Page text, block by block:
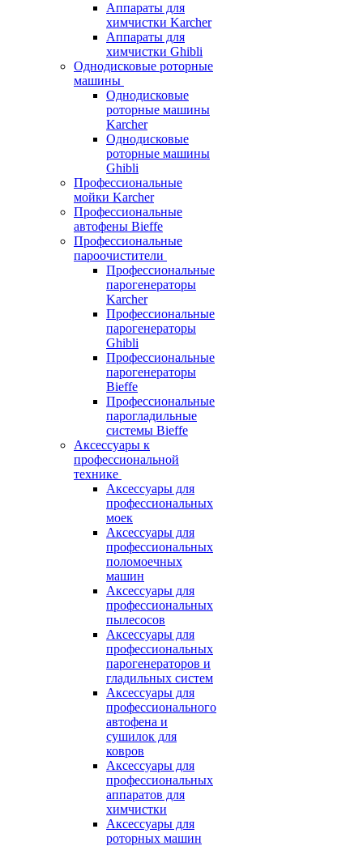
Аппараты для
химчистки Karcher
Аппараты для
химчистки Ghibli
Однодисковые роторные
машины
Однодисковые
роторные машины
Karcher
Однодисковые
роторные машины
Ghibli
Профессиональные
мойки Karcher
Профессиональные
автофены Bieffe
Профессиональные
пароочистители
Профессиональные
парогенераторы
Karcher
Профессиональные
парогенераторы
Ghibli
Профессиональные
парогенераторы
Bieffe
Профессиональные
парогладильные
системы Bieffe
Аксессуары к
профессиональной
технике
Аксессуары для
профессиональных
моек
Аксессуары для
профессиональных
поломоечных
машин
Аксессуары для
профессиональных
пылесосов
Аксессуары для
профессиональных
парогенераторов и
гладильных систем
Аксессуары для
профессионального
автофена и
сушилок для
ковров
Аксессуары для
профессиональных
аппаратов для
химчистки
Аксессуары для
роторных машин